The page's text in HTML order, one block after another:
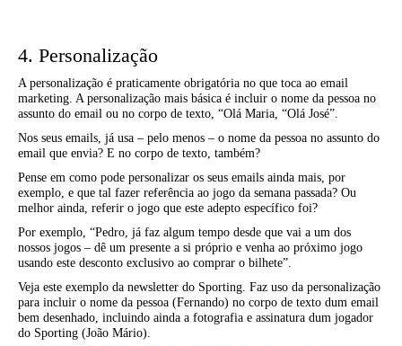
4. Personalização
A personalização é praticamente obrigatória no que toca ao email
marketing. A personalização mais básica é incluir o nome da pessoa no
assunto do email ou no corpo de texto, “Olá Maria, “Olá José”.
Nos seus emails, já usa – pelo menos – o nome da pessoa no assunto do
email que envia? E no corpo de texto, também?
Pense em como pode personalizar os seus emails ainda mais, por
exemplo, e que tal fazer referência ao jogo da semana passada? Ou
melhor ainda, referir o jogo que este adepto específico foi?
Por exemplo, “Pedro, já faz algum tempo desde que vai a um dos
nossos jogos – dê um presente a si próprio e venha ao próximo jogo
usando este desconto exclusivo ao comprar o bilhete”.
Veja este exemplo da newsletter do Sporting. Faz uso da personalização
para incluir o nome da pessoa (Fernando) no corpo de texto dum email
bem desenhado, incluindo ainda a fotografia e assinatura dum jogador
do Sporting (João Mário).